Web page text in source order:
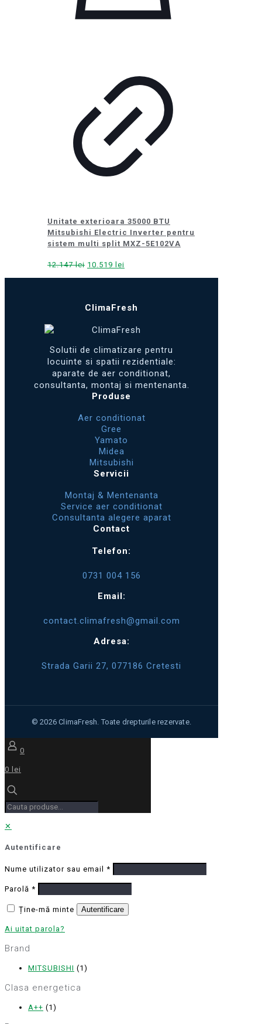
Unitate exterioara 35000 BTU
Mitsubishi Electric Inverter pentru
sistem multi split MXZ-5E102VA
12.147lei Prețul
12.147 lei.
10.519 lei
ClimaFresh
Solutii de climatizare pentru
locuinte si spatii rezidentiale:
aparate de aer conditionat,
consultanta, montaj si mentenanta.
Produse
Aer conditionat
Gree
Yamato
Midea
Mitsubishi
Servicii
Montaj & Mentenanta
Service aer conditionat
Consultanta alegere aparat
Contact
Telefon:
0731 004 156
Email:
contact.climafresh@gmail.com
Adresa:
Strada Garii 27, 077186 Cretesti
0
0 lei
✕
Autentificare
Nume utilizator sau email *
Parolă *
Ține-mă minte Autentificare
Ai uitat parola?
Brand
MITSUBISHI (1)
Clasa energetica
A++ (1)